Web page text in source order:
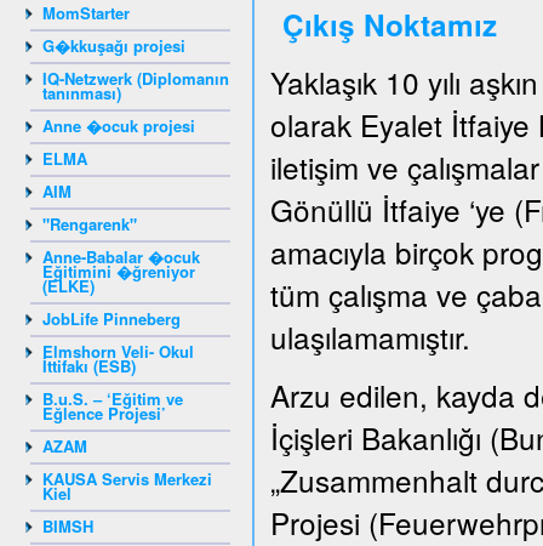
MomStarter
G�kkuşağı projesi
IQ-Netzwerk (Diplomanın
tanınması)
Anne �ocuk projesi
ELMA
AIM
"Rengarenk"
Anne-Babalar �ocuk
Eğitimini �ğreniyor
(ELKE)
JobLife Pinneberg
Elmshorn Veli- Okul
İttifakı (ESB)
B.u.S. – ‘Eğitim ve
Eğlence Projesi’
AZAM
KAUSA Servis Merkezi
Kiel
BIMSH
Çıkış Noktamız
Yaklaşık 10 yılı
olarak Eyalet
iletişim ve
Gönüllü İtfaiye ‘ye
amacıyla birçok
tüm çalışma ve
ulaşılamamıştır.
Arzu edilen, kayda
İçişleri Bakanlığı
„Zusammenhalt
Projesi